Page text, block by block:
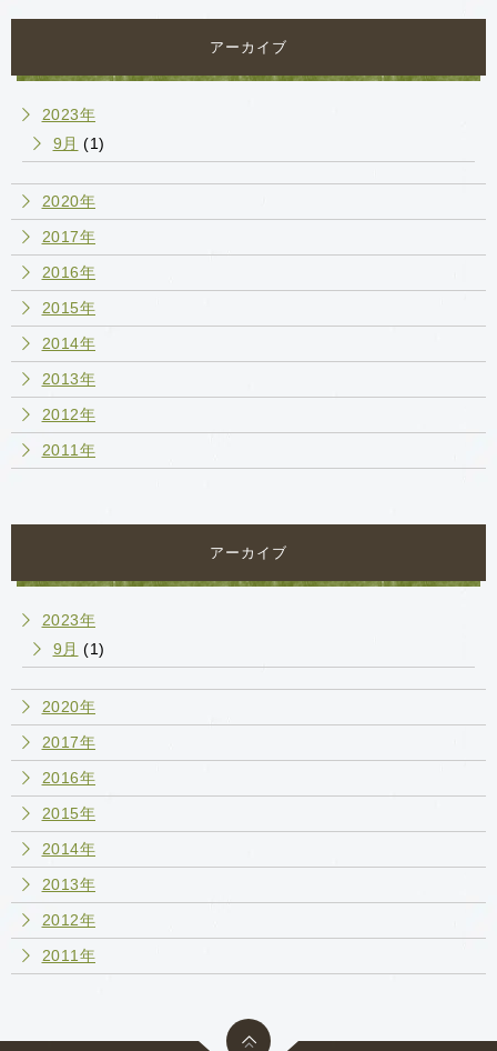
アーカイブ
2023年
9月 (1)
2020年
2017年
2016年
2015年
2014年
2013年
2012年
2011年
アーカイブ
2023年
9月 (1)
2020年
2017年
2016年
2015年
2014年
2013年
2012年
2011年